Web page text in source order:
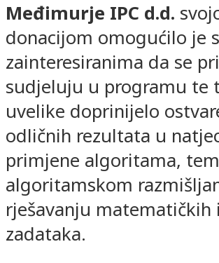
Međimurje IPC d.d.
donacijom omogućilo je
zainteresiranima da se
sudjeluju u programu te
uvelike doprinijelo
odličnih rezultata u
primjene algoritama,
algoritamskom
rješavanju matematičkih
zadataka.